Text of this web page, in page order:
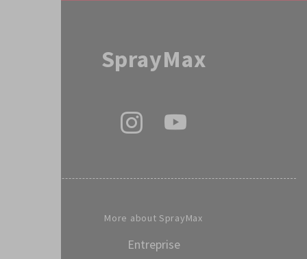
SprayMax
More about SprayMax
Entreprise